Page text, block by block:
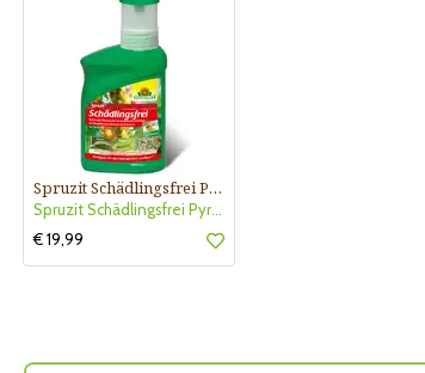
Spruzit Schädlingsfrei Pyrethrum
Spruzit Schädlingsfrei Pyrethru
€ 19,99